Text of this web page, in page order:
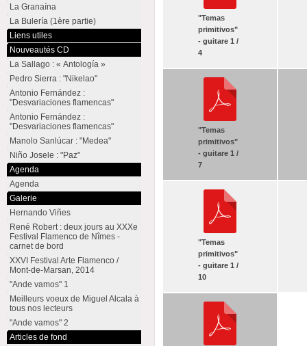
"Temas
primitivos"
- guitare 1 /
4
"Temas
primitivos"
- guitare 1 /
7
"Temas
primitivos"
- guitare 1 /
10
La Granaína
La Bulería (1ère partie)
Liens utiles
Nouveautés CD
La Sallago : « Antología »
Pedro Sierra : "Nikelao"
Antonio Fernández :
"Desvariaciones flamencas"
Antonio Fernández :
"Desvariaciones flamencas"
Manolo Sanlúcar : "Medea"
Niño Josele : "Paz"
Agenda
Agenda
Galerie
Hernando Viñes
René Robert : deux jours au XXXe
Festival Flamenco de Nîmes -
carnet de bord
XXVI Festival Arte Flamenco /
Mont-de-Marsan, 2014
"Ande vamos" 1
Meilleurs voeux de Miguel Alcala à
tous nos lecteurs
"Ande vamos" 2
Articles de fond